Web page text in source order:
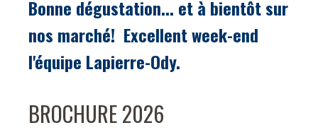
Bonne dégustation... et à bientôt sur
nos marché! Excellent week-end
l'équipe Lapierre-Ody.
BROCHURE 2026